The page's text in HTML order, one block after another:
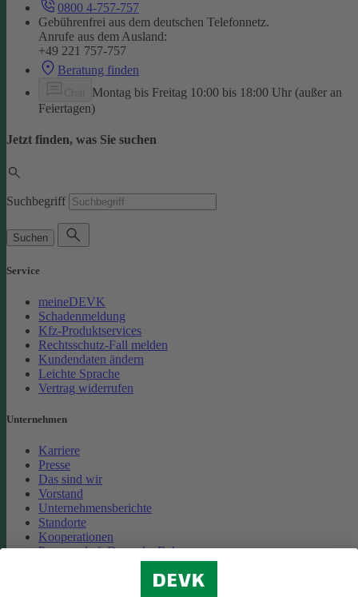
0800 4-757-757
Gebührenfrei aus dem deutschen Telefonnetz.
Anrufe aus dem Ausland:
+49 221 757-757
Beratung finden
Montag bis Freitag 10:00 bis 18:00 Uhr (außer an
Feiertagen)
Jetzt finden, was Sie suchen
Suchbegriff
Suchen
Service
meineDEVK
Schadenmeldung
Kfz-Produktservices
Rechtsschutz-Fall melden
Kundendaten ändern
Leichte Sprache
Vertrag widerrufen
Unternehmen
Karriere
Presse
Das sind wir
Vorstand
Unternehmensberichte
Standorte
Kooperationen
Partnerschaft Deutsche Bahn